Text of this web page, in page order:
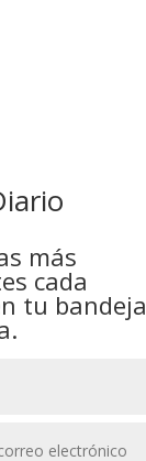
más
cada
tu bandeja